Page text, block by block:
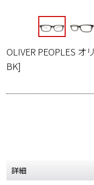
OLIVER PEOPLES オ
BK]
詳細